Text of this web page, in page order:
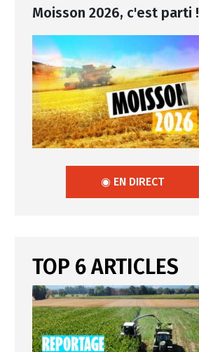
Moisson 2026, c'est parti !
◉ EN DIRECT
TOP 6 ARTICLES